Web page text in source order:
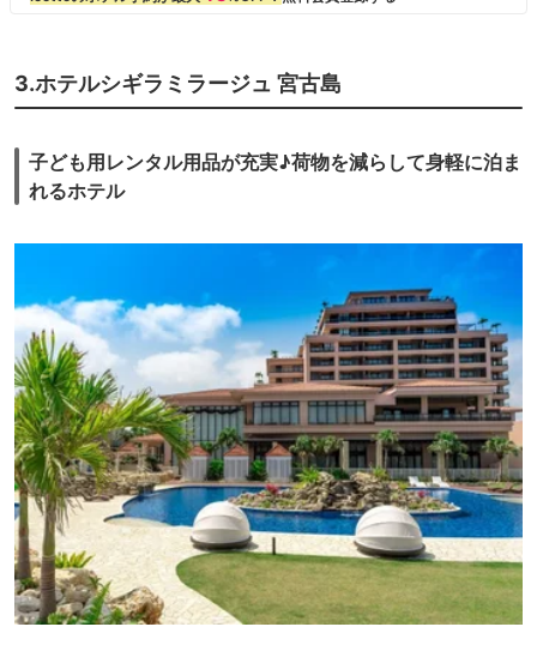
3.ホテルシギラミラージュ 宮古島
子ども用レンタル用品が充実♪荷物を減らして身軽に泊ま
れるホテル